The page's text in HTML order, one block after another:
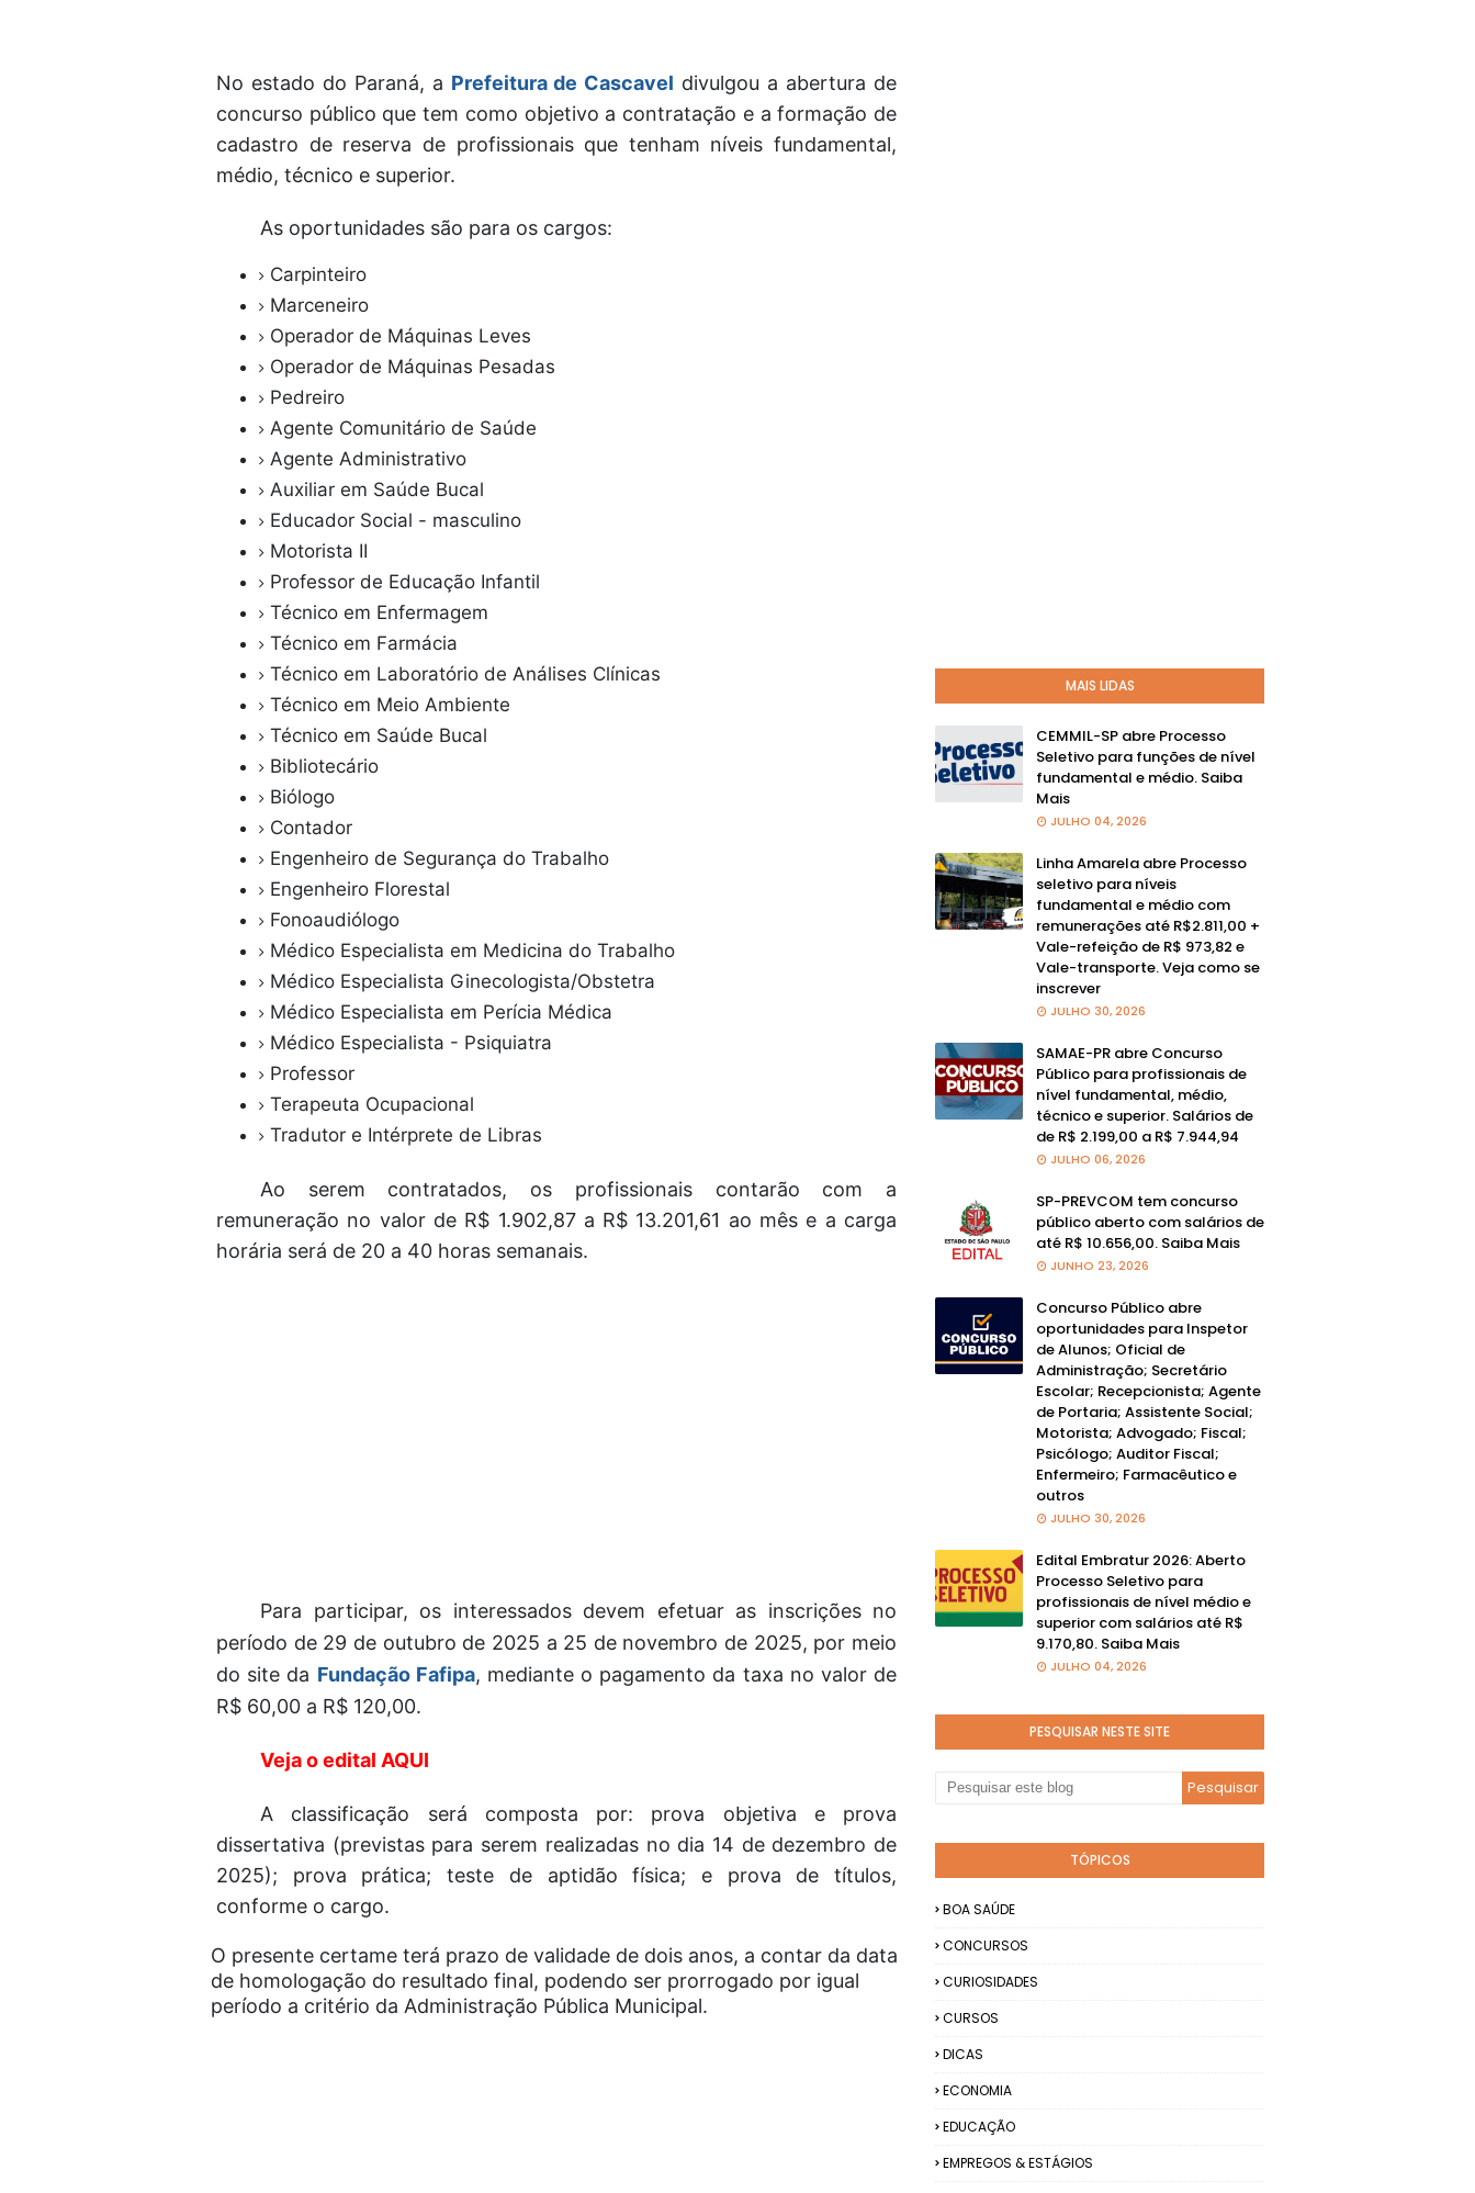
No estado do Paraná, a Prefeitura de Cascavel divulgou a abertura de
concurso público que tem como objetivo a contratação e a formação de
cadastro de reserva de profissionais que tenham níveis fundamental,
médio, técnico e superior.
As oportunidades são para os cargos:
Carpinteiro
Marceneiro
Operador de Máquinas Leves
Operador de Máquinas Pesadas
Pedreiro
Agente Comunitário de Saúde
Agente Administrativo
Auxiliar em Saúde Bucal
Educador Social - masculino
Motorista II
Professor de Educação Infantil
Técnico em Enfermagem
Técnico em Farmácia
Técnico em Laboratório de Análises Clínicas
Técnico em Meio Ambiente
Técnico em Saúde Bucal
Bibliotecário
Biólogo
Contador
Engenheiro de Segurança do Trabalho
Engenheiro Florestal
Fonoaudiólogo
Médico Especialista em Medicina do Trabalho
Médico Especialista Ginecologista/Obstetra
Médico Especialista em Perícia Médica
Médico Especialista - Psiquiatra
Professor
Terapeuta Ocupacional
Tradutor e Intérprete de Libras
Ao serem contratados, os profissionais contarão com a
remuneração no valor de R$ 1.902,87 a R$ 13.201,61 ao mês e a carga
horária será de 20 a 40 horas semanais.
Para participar, os interessados devem efetuar as inscrições no
período de 29 de outubro de 2025 a 25 de novembro de 2025, por meio
do site da Fundação Fafipa, mediante o pagamento da taxa no valor de
R$ 60,00 a R$ 120,00.
Veja o edital AQUI
A classificação será composta por: prova objetiva e prova
dissertativa (previstas para serem realizadas no dia 14 de dezembro de
2025); prova prática; teste de aptidão física; e prova de títulos,
conforme o cargo.
O presente certame terá prazo de validade de dois anos, a contar da data
de homologação do resultado final, podendo ser prorrogado por igual
período a critério da Administração Pública Municipal.
MAIS LIDAS
CEMMIL-SP abre Processo
Seletivo para funções de nível
fundamental e médio. Saiba
Mais
JULHO 04, 2026
Linha Amarela abre Processo
seletivo para níveis
fundamental e médio com
remunerações até R$2.811,00 +
Vale-refeição de R$ 973,82 e
Vale-transporte. Veja como se
inscrever
JULHO 30, 2026
SAMAE-PR abre Concurso
Público para profissionais de
nível fundamental, médio,
técnico e superior. Salários de
de R$ 2.199,00 a R$ 7.944,94
JULHO 06, 2026
SP-PREVCOM tem concurso
público aberto com salários de
até R$ 10.656,00. Saiba Mais
JUNHO 23, 2026
Concurso Público abre
oportunidades para Inspetor
de Alunos; Oficial de
Administração; Secretário
Escolar; Recepcionista; Agente
de Portaria; Assistente Social;
Motorista; Advogado; Fiscal;
Psicólogo; Auditor Fiscal;
Enfermeiro; Farmacêutico e
outros
JULHO 30, 2026
Edital Embratur 2026: Aberto
Processo Seletivo para
profissionais de nível médio e
superior com salários até R$
9.170,80. Saiba Mais
JULHO 04, 2026
PESQUISAR NESTE SITE
TÓPICOS
BOA SAÚDE
CONCURSOS
CURIOSIDADES
CURSOS
DICAS
ECONOMIA
EDUCAÇÃO
EMPREGOS & ESTÁGIOS